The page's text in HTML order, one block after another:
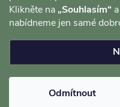
Klikněte na „Souhlasím“
nabídneme jen samé
Odmítnout